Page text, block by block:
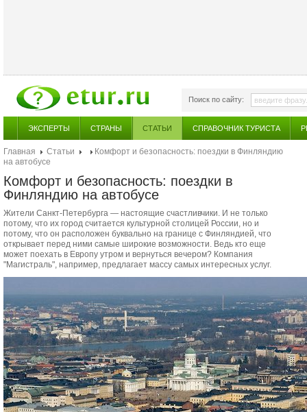
Поиск по сайту:
ЭКСПЕРТЫ СТРАНЫ СТАТЬИ СПРАВОЧНИК ТУРИСТА
Главная Статьи
Комфорт и безопасность: поездки в Финляндию
на автобусе
Комфорт и безопасность: поездки в
Финляндию на автобусе
Жители Санкт-Петербурга — настоящие счастливчики. И не только
потому, что их город считается культурной столицей России, но и
потому, что он расположен буквально на границе с Финляндией, что
открывает перед ними самые широкие возможности. Ведь кто еще
может поехать в Европу утром и вернуться вечером? Компания
"Магистраль", например, предлагает массу самых интересных услуг.